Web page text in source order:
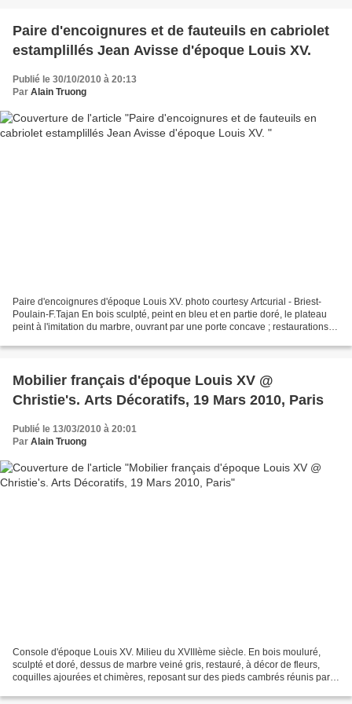
Paire d'encoignures et de fauteuils en cabriolet
estamplillés Jean Avisse d'époque Louis XV.
Publié le 30/10/2010 à 20:13
Par Alain Truong
Paire d'encoignures d'époque Louis XV. photo courtesy Artcurial - Briest-
Poulain-F.Tajan En bois sculpté, peint en bleu et en partie doré, le plateau
peint à l'imitation du marbre, ouvrant par une porte concave ; restaurations,
Mobilier français d'époque Louis XV @
Christie's. Arts Décoratifs, 19 Mars 2010, Paris
Publié le 13/03/2010 à 20:01
Par Alain Truong
Console d'époque Louis XV. Milieu du XVIIIème siècle. En bois mouluré,
sculpté et doré, dessus de marbre veiné gris, restauré, à décor de fleurs,
coquilles ajourées et chimères, reposant sur des pieds cambrés réunis par